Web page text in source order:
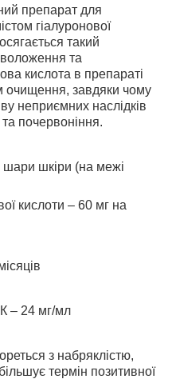
препарат для
гіалуронової
такий
та
кислота в препараті
очищення, завдяки чому
неприємних наслідків
почервоніння.
шари шкіри (на межі
кислоти – 60 мг на
– 24 мг/мл
з набряклістю,
термін позитивної